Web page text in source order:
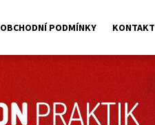
OBCHODNÍ PODMÍNKY KONTAKT